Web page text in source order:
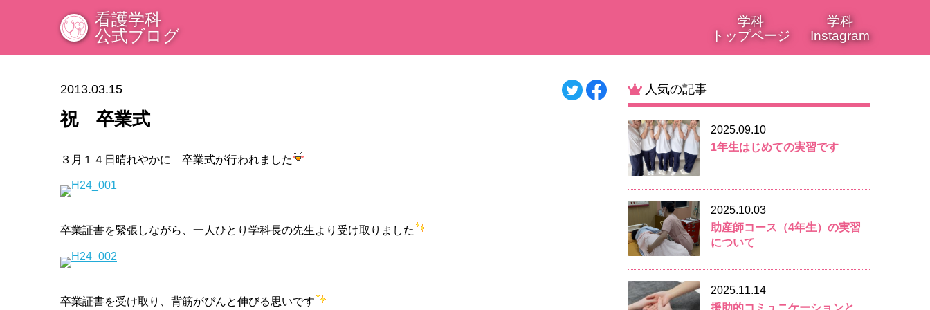
学科
トップページ
学科
Instagram
看護学科
公式ブログ
2013.03.15
祝 卒業式
３月１４日晴れやかに 卒業式が行われました
卒業証書を緊張しながら、一人ひとり学科長の先生より受け取りました
卒業証書を受け取り、背筋がぴんと伸びる思いです
人気の記事
2025.09.10
1年生はじめての実習です
2025.10.03
助産師コース（4年生）の実習
について
2025.11.14
援助的コミュニケーションと